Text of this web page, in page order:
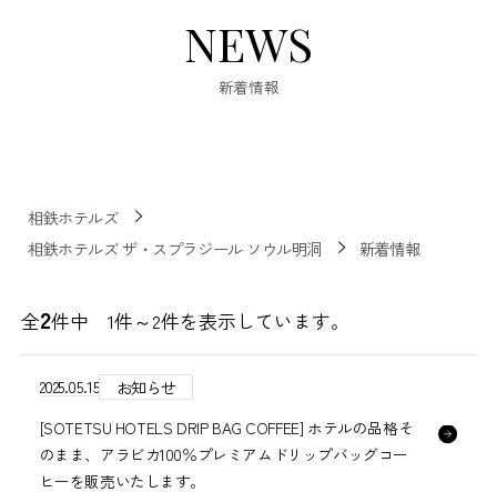
NEWS
新着情報
相鉄ホテルズ
相鉄ホテルズ ザ・スプラジール ソウル明洞
新着情報
全2件中 1件～2件を表示しています。
2025.05.15 お知らせ
[SOTETSU HOTELS DRIP BAG COFFEE] ホテルの品格そ
のまま、アラビカ100％プレミアムドリップバッグコー
ヒーを販売いたします。